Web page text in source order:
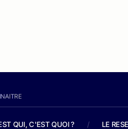
QUI, C'EST QUOI ? / LE